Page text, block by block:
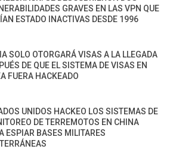
GRAVES EN LAS VPN QUE
ESTADO INACTIVAS DESDE 1996
SOLO OTORGARÁ VISAS A LA LLEGADA
DE QUE EL SISTEMA DE VISAS EN
FUERA HACKEADO
UNIDOS HACKEO LOS SISTEMAS DE
DE TERREMOTOS EN CHINA
ESPIAR BASES MILITARES